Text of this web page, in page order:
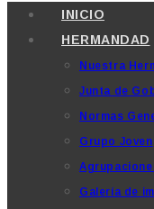
INICIO
HERMANDAD
Nuestra
Junta de
Normas
Grupo Joven
Galería de